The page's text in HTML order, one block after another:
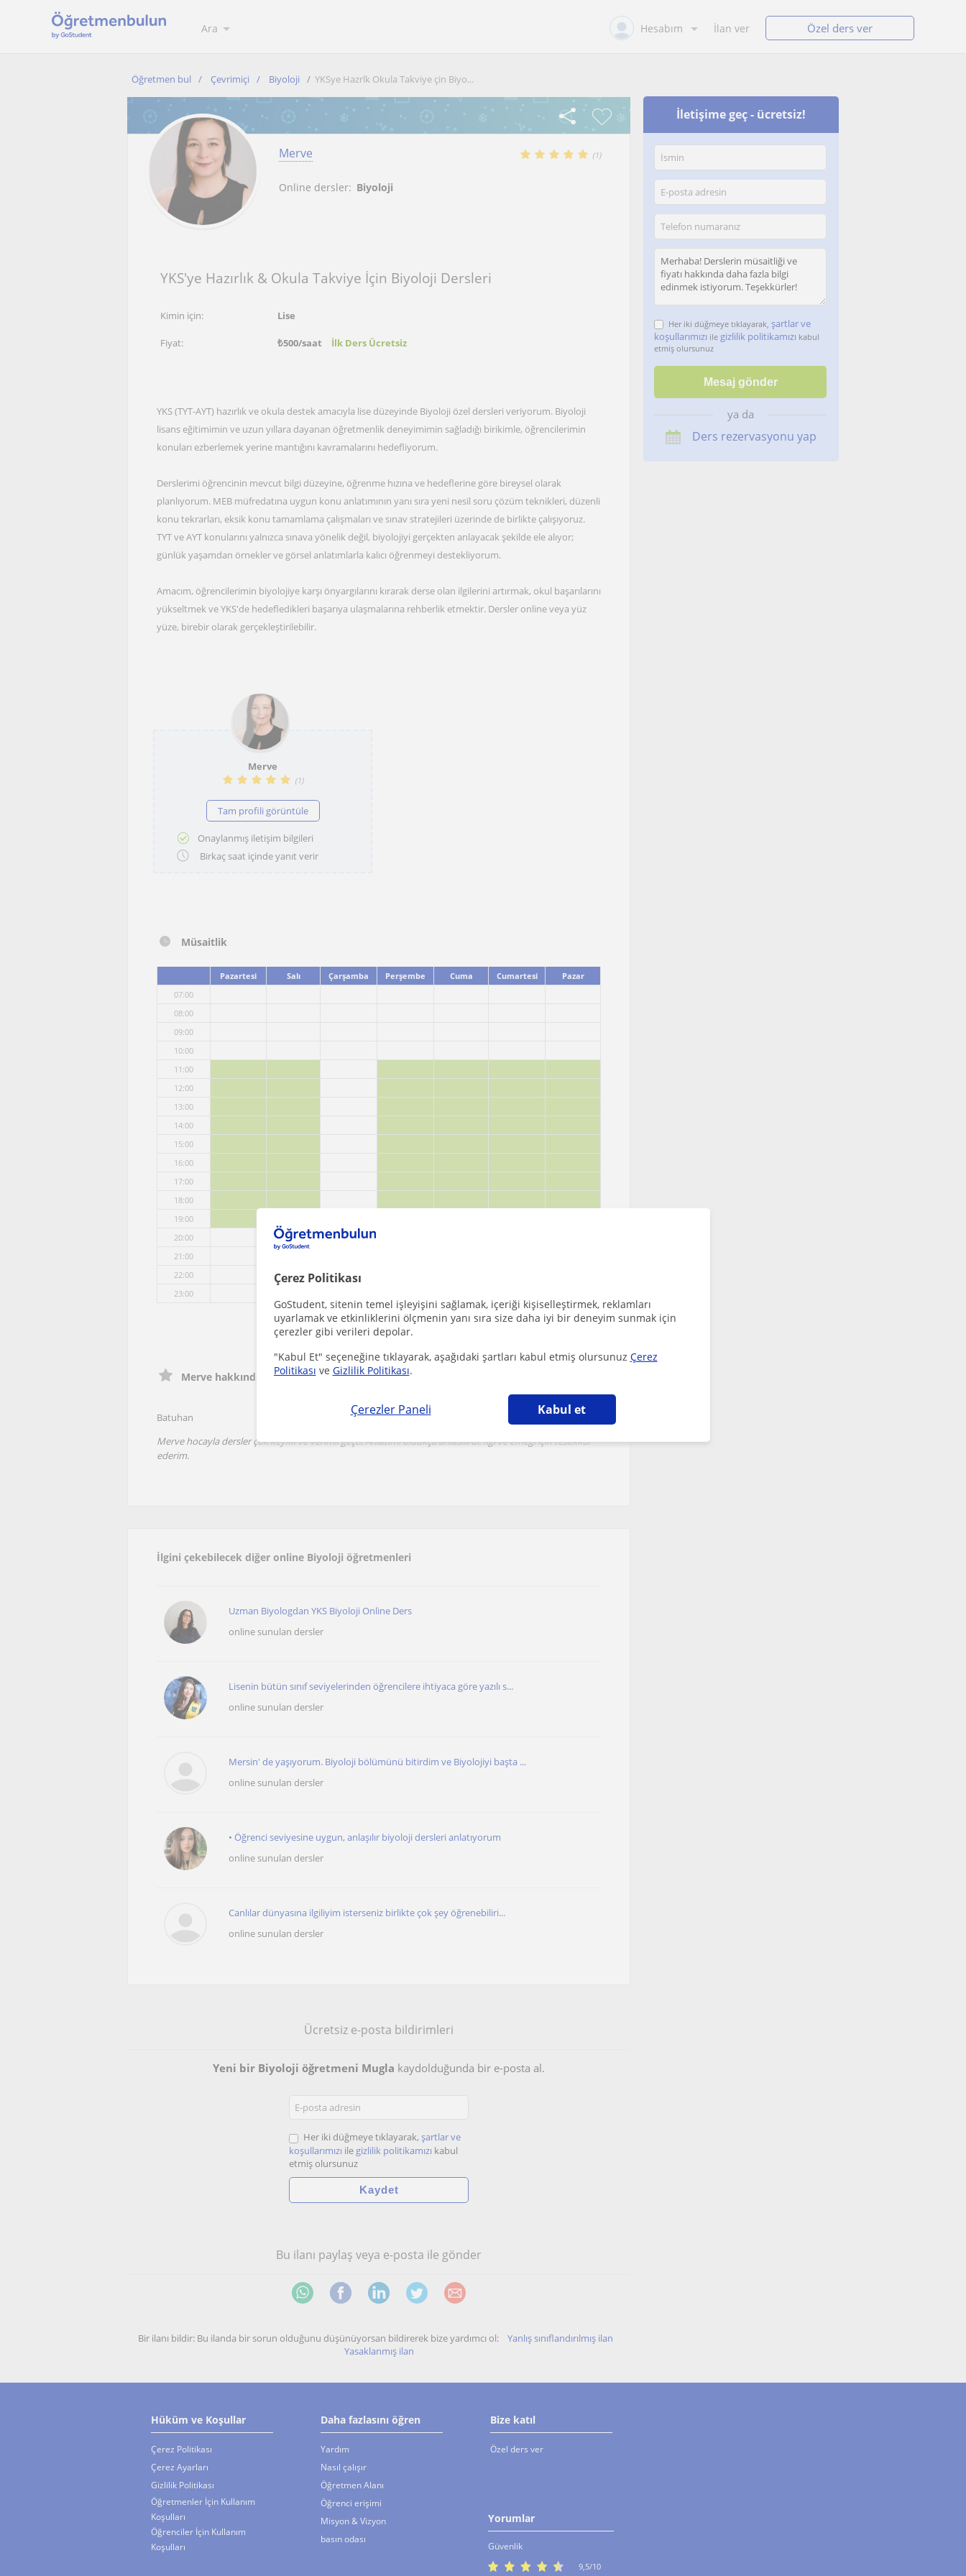
Çerez Politikası
GoStudent, sitenin temel işleyişini sağlamak, içeriği kişiselleştirmek, reklamları
uyarlamak ve etkinliklerini ölçmenin yanı sıra size daha iyi bir deneyim sunmak için
çerezler gibi verileri depolar.
"Kabul Et" seçeneğine tıklayarak, aşağıdaki şartları kabul etmiş olursunuz Çerez
Politikası ve Gizlilik Politikası.
Çerezler Paneli Kabul et
Ara Hesabım İlan ver Özel ders ver
Öğretmen bul Çevrimiçi Biyoloji YKSye Hazrlk Okula Takviye çin Biyo...
Merve (1)
Online dersler: Biyoloji
YKS'ye Hazırlık & Okula Takviye İçin Biyoloji Dersleri
Kimin için: Lise
Fiyat: ₺500/saat İlk Ders Ücretsiz
YKS (TYT-AYT) hazırlık ve okula destek amacıyla lise düzeyinde Biyoloji özel dersleri veriyorum. Biyoloji
lisans eğitimimin ve uzun yıllara dayanan öğretmenlik deneyimimin sağladığı birikimle, öğrencilerimin
konuları ezberlemek yerine mantığını kavramalarını hedefliyorum.
Derslerimi öğrencinin mevcut bilgi düzeyine, öğrenme hızına ve hedeflerine göre bireysel olarak
planlıyorum. MEB müfredatına uygun konu anlatımının yanı sıra yeni nesil soru çözüm teknikleri, düzenli
konu tekrarları, eksik konu tamamlama çalışmaları ve sınav stratejileri üzerinde de birlikte çalışıyoruz.
TYT ve AYT konularını yalnızca sınava yönelik değil, biyolojiyi gerçekten anlayacak şekilde ele alıyor;
günlük yaşamdan örnekler ve görsel anlatımlarla kalıcı öğrenmeyi destekliyorum.
Amacım, öğrencilerimin biyolojiye karşı önyargılarını kırarak derse olan ilgilerini artırmak, okul başarılarını
yükseltmek ve YKS'de hedefledikleri başarıya ulaşmalarına rehberlik etmektir. Dersler online veya yüz
yüze, birebir olarak gerçekleştirilebilir.
Merve
(1)
Tam profili görüntüle
Onaylanmış iletişim bilgileri
Birkaç saat içinde yanıt verir
Müsaitlik
Pazartesi Salı Çarşamba Perşembe Cuma Cumartesi
Pazar
07:00
08:00
09:00
10:00
11:00
12:00
13:00
14:00
15:00
16:00
17:00
18:00
19:00
20:00
21:00
22:00
23:00
Merve hakkında öğrenci yorumları
Batuhan
Merve hocayla dersler çok keyifli ve verimli geçti. Anlatimi oldukça anlasilirdi. Ilgi ve emegi için tesekkür
ederim.
İlgini çekebilecek diğer online Biyoloji öğretmenleri
Uzman Biyologdan YKS Biyoloji Online Ders
online sunulan dersler
Lisenin bütün sınıf seviyelerinden öğrencilere ihtiyaca göre yazılı s...
online sunulan dersler
Mersin' de yaşıyorum. Biyoloji bölümünü bitirdim ve Biyolojiyi başta ...
online sunulan dersler
• Öğrenci seviyesine uygun, anlaşılır biyoloji dersleri anlatıyorum
online sunulan dersler
Canlılar dünyasına ilgiliyim isterseniz birlikte çok şey öğrenebiliri...
online sunulan dersler
Ücretsiz e-posta bildirimleri
Yeni bir Biyoloji öğretmeni Mugla kaydolduğunda bir e-posta al.
Her iki düğmeye tıklayarak, şartlar ve
koşullarımızı ile gizlilik politikamızı kabul
etmiş olursunuz
Bu ilanı paylaş veya e-posta ile gönder
Bir ilanı bildir: Bu ilanda bir sorun olduğunu düşünüyorsan bildirerek bize yardımcı ol: Yanlış sınıflandırılmış ilan
Yasaklanmış ilan
İletişime geç - ücretsiz!
Her iki düğmeye tıklayarak, şartlar ve
koşullarımızı ile gizlilik politikamızı kabul
etmiş olursunuz
ya da
Ders rezervasyonu yap
Hüküm ve Koşullar
Çerez Politikası
Çerez Ayarları
Gizlilik Politikası
Öğretmenler İçin Kullanım
Koşulları
Öğrenciler İçin Kullanım
Koşulları
Daha fazlasını öğren
Yardım
Nasıl çalışır
Öğretmen Alanı
Öğrenci erişimi
Misyon & Vizyon
basın odası
Bize katıl
Özel ders ver
Yorumlar
Güvenlik
9,5/10